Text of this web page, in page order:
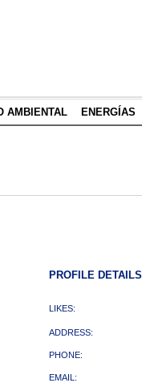
AMBIENTAL ENERGÍAS
PROFILE DETAILS
LIKES:
ADDRESS:
PHONE:
EMAIL: